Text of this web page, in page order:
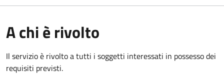
A chi è rivolto
Il servizio è rivolto a tutti i soggetti interessati in possesso dei
requisiti previsti.